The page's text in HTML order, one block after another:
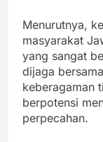
Menurutnya,
masyarakat
yang sangat
dijaga
keberagaman
berpotensi
perpecahan.